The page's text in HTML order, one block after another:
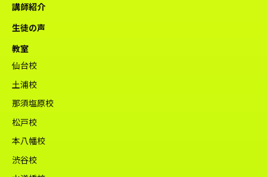
講師紹介
生徒の声
教室
仙台校
土浦校
那須塩原校
松戸校
本八幡校
渋谷校